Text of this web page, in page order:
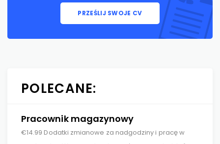
PRZEŚLIJ SWOJE CV
POLECANE:
Pracownik magazynowy
€14.99 Dodatki zmianowe za nadgodziny i pracę w